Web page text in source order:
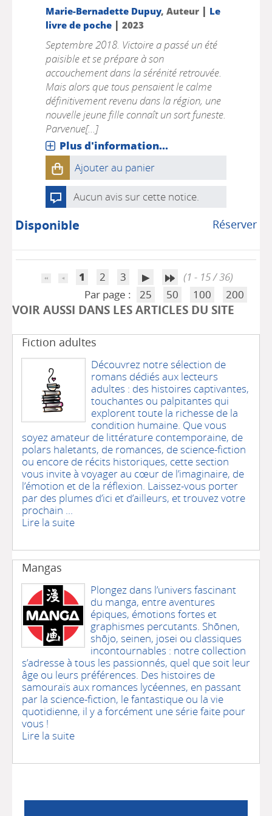
Marie-Bernadette Dupuy, Auteur | Le
livre de poche| 2023
Septembre 2018. Victoire a passé un été
paisible et se prépare à son
accouchement dans la sérénité retrouvée.
Mais alors que tous pensaient le calme
définitivement revenu dans la région, une
nouvelle jeune fille connaît un sort funeste.
Parvenue[...]
Plus d'information...
Ajouter au panier
Aucun avis sur cette notice.
Réserver
Disponible
1 2 3
(1 - 15 / 36)
Par page :
25 50 100 200
VOIR AUSSI DANS LES ARTICLES DU SITE
Fiction adultes
Découvrez notre sélection de
romans dédiés aux lecteurs
adultes : des histoires captivantes,
touchantes ou palpitantes qui
explorent toute la richesse de la
condition humaine. Que vous
soyez amateur de littérature contemporaine, de
polars haletants, de romances, de science-fiction
ou encore de récits historiques, cette section
vous invite à voyager au cœur de l’imaginaire, de
l’émotion et de la réflexion. Laissez-vous porter
par des plumes d’ici et d’ailleurs, et trouvez votre
prochain ...
Lire la suite
Mangas
Plongez dans l’univers fascinant
du manga, entre aventures
épiques, émotions fortes et
graphismes percutants. Shōnen,
shōjo, seinen, josei ou classiques
incontournables : notre collection
s’adresse à tous les passionnés, quel que soit leur
âge ou leurs préférences. Des histoires de
samouraïs aux romances lycéennes, en passant
par la science-fiction, le fantastique ou la vie
quotidienne, il y a forcément une série faite pour
vous !
Lire la suite